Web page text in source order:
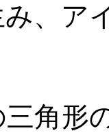
、ア
角形